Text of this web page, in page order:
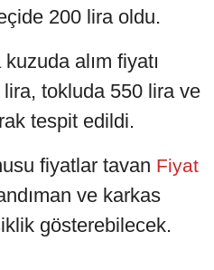
200 lira oldu.
alım fiyatı
lira, tokluda 550 lira ve
tespit edildi.
fiyatlar tavan Fiyat
ve karkas
gösterebilecek.